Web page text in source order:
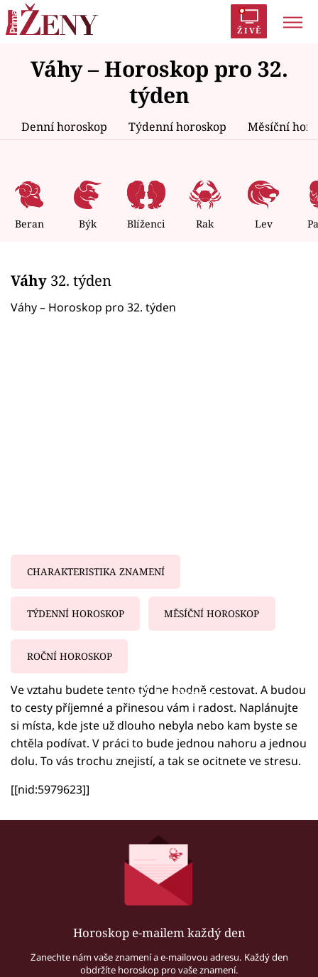
ŽIVĚ
Trendy: Polabí Inspekce Prostřeno!
AYTO?
Proměny
Témata
Celebrity
Seriály
Sledujte nás
Váhy – Horoskop pro 32.
týden
Denní horoskop Týdenní horoskop Měsíční
Beran Býk Blíženci Rak Lev
Váhy 32. týden
Váhy – Horoskop pro 32. týden
CHARAKTERISTIKA ZNAMENÍ
TÝDENNÍ HOROSKOP MĚSÍČNÍ HOROSKOP
ROČNÍ HOROSKOP
Failed to fetch
Ve vztahu budete tento týdne hodně cestovat. A budou
to cesty příjemné a přinesou vám i radost. Naplánujte
si místa, kde jste už dlouho nebyla nebo kam byste se
chtěla podívat. V práci to bude jednou nahoru a jednou
dolu. To vás trochu znejistí, a tak se ocitnete ve stresu.
[[nid:5979623]]
Horoskop e-mailem každý den
Zanechte nám vaše znamení a e-mailovou adresu. Každý den
obdržíte horoskop pro vaše znamení.